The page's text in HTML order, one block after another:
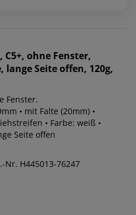
C5+, ohne Fenster,
Seite offen, 120g,
Fenster.
• mit Falte (20mm) •
• Farbe: weiß •
Seite offen
Nr. H445013-76247